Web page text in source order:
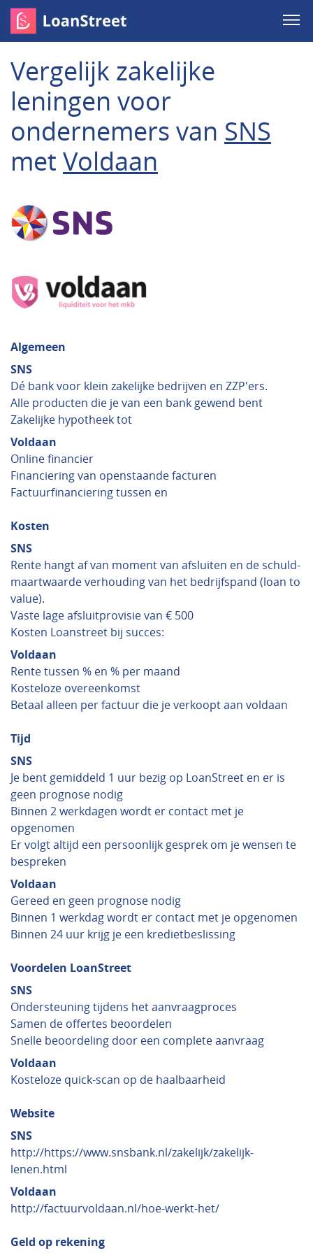
Vergelijk zakelijke
leningen voor
ondernemers van SNS
met Voldaan
Algemeen
SNS
Dé bank voor klein zakelijke bedrijven en ZZP'ers.
Alle producten die je van een bank gewend bent
Zakelijke hypotheek tot
Voldaan
Online financier
Financiering van openstaande facturen
Factuurfinanciering tussen en
Kosten
SNS
Rente hangt af van moment van afsluiten en de schuld-
maartwaarde verhouding van het bedrijfspand (loan to
value).
Vaste lage afsluitprovisie van € 500
Kosten Loanstreet bij succes:
Voldaan
Rente tussen % en % per maand
Kosteloze overeenkomst
Betaal alleen per factuur die je verkoopt aan voldaan
Tijd
SNS
Je bent gemiddeld 1 uur bezig op LoanStreet en er is
geen prognose nodig
Binnen 2 werkdagen wordt er contact met je
opgenomen
Er volgt altijd een persoonlijk gesprek om je wensen te
bespreken
Voldaan
Gereed en geen prognose nodig
Binnen 1 werkdag wordt er contact met je opgenomen
Binnen 24 uur krijg je een kredietbeslissing
Voordelen LoanStreet
SNS
Ondersteuning tijdens het aanvraagproces
Samen de offertes beoordelen
Snelle beoordeling door een complete aanvraag
Voldaan
Kosteloze quick-scan op de haalbaarheid
Website
SNS
http://https://www.snsbank.nl/zakelijk/zakelijk-
lenen.html
Voldaan
http://factuurvoldaan.nl/hoe-werkt-het/
Geld op rekening